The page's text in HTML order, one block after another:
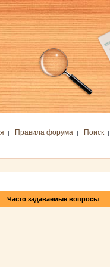
| Правила форума | Поиск|
Часто задаваемые вопросы